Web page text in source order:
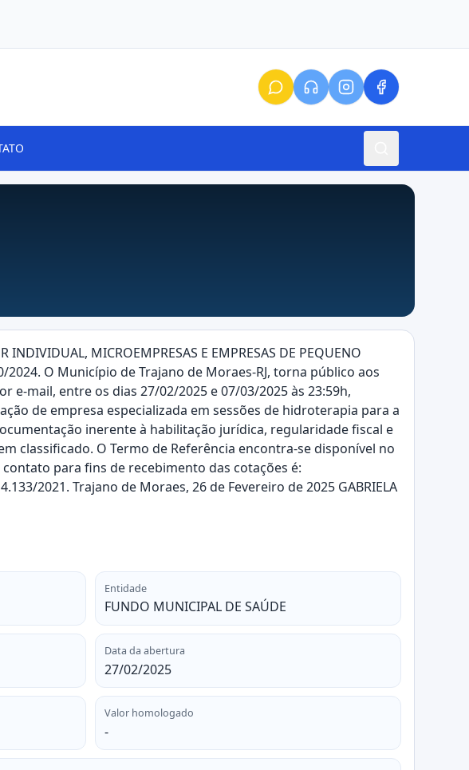
INDIVIDUAL, MICROEMPRESAS E EMPRESAS DE PEQUENO
O Município de Trajano de Moraes-RJ, torna público aos
e-mail, entre os dias 27/02/2025 e 07/03/2025 às 23:59h,
de empresa especializada em sessões de hidroterapia para a
inerente à habilitação jurídica, regularidade fiscal e
classificado. O Termo de Referência encontra-se disponível no
para fins de recebimento das cotações é:
2021. Trajano de Moraes, 26 de Fevereiro de 2025 GABRIELA
Entidade
FUNDO MUNICIPAL DE SAÚDE
Data da abertura
27/02/2025
Valor homologado
-